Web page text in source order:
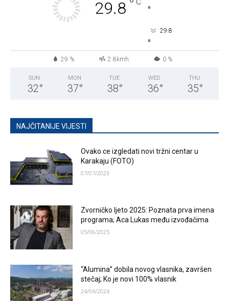
29.8 ° °
29.8
°
29 % 2.8kmh 0 %
SUN
32°
MON
37°
TUE
38°
WED
36°
THU
35°
NAJČITANIJE VIJESTI
Ovako ce izgledati novi tržni centar u
Karakaju (FOTO)
07/07/2023
Zvorničko ljeto 2025: Poznata prva imena
programa; Aca Lukas među izvođačima
05/06/2025
“Alumina” dobila novog vlasnika, završen
stečaj; Ko je novi 100% vlasnik
24/04/2024